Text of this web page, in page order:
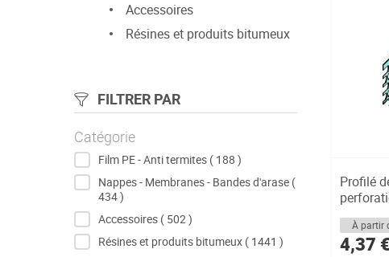
Profilé
À partir
4,37 €
Accessoires
Résines et produits bitumeux
FILTRER PAR
Catégorie
Film PE - Anti termites 188 articles
Nappes - Membranes - Bandes d'arase
434articles
Accessoires
502articles
Résines et produits bitumeux
1441 articles